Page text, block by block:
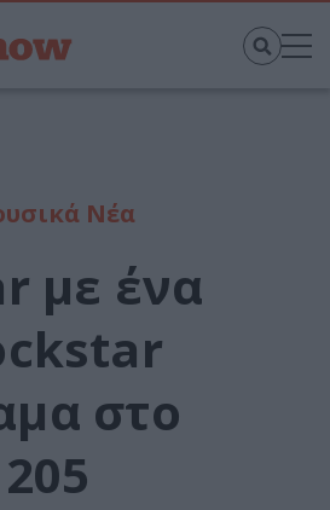
Νέα
με ένα
στο